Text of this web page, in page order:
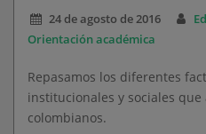
24 de agosto de 2016
Orientación académica
Repasamos los diferentes
institucionales y sociales
colombianos.